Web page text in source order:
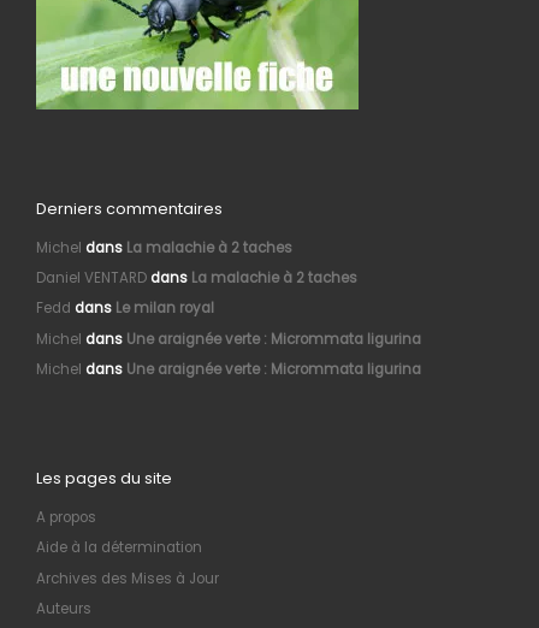
Derniers commentaires
Michel dans La malachie à 2 taches
Daniel VENTARDdans La malachie à 2 taches
Fedd dans Le milan royal
Michel dans Une araignée verte : Micrommata ligurina
Michel dans Une araignée verte : Micrommata ligurina
Les pages du site
A propos
Aide à la détermination
Archives des Mises à Jour
Auteurs